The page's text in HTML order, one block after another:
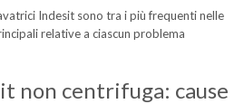
Indesit sono tra i più frequenti nelle
relative a ciascun problema
non centrifuga: cause